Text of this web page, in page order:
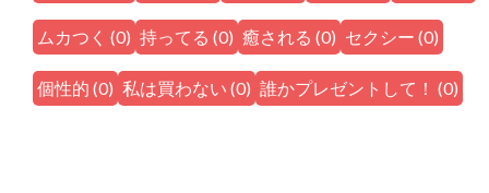
ムカつく (0) 持ってる (0) 癒される (0) セクシー (0)
個性的 (0) 私は買わない (0) 誰かプレゼントして！ (0)